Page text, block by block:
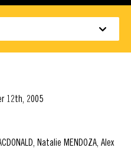
12th, 2005
Natalie MENDOZA, Alex